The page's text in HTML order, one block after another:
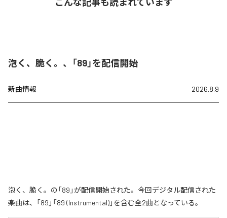
泡く、脆く。、「89」を配信開始
新曲情報 2026.8.9
泡く、脆く。の「89」が配信開始された。今回デジタル配信された
楽曲は、「89」「89 (Instrumental)」を含む全2曲となっている。